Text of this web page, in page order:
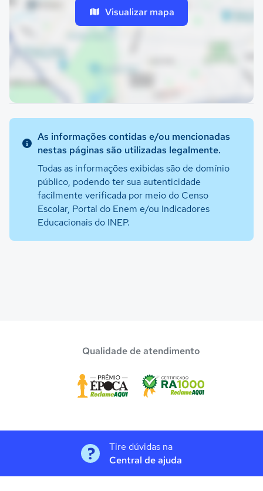
Visualizar mapa
As informações contidas e/ou mencionadas
nestas páginas são utilizadas legalmente.
Todas as informações exibidas são de domínio
público, podendo ter sua autenticidade
facilmente verificada por meio do Censo
Escolar, Portal do Enem e/ou Indicadores
Educacionais do INEP.
Qualidade de atendimento
Tire dúvidas na
Central de ajuda